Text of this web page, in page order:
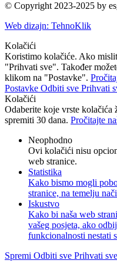
© Copyright 2023-2025 by
Web dizajn: TehnoKlik
Kolačići
Koristimo kolačiće. Ako
"Prihvati sve". Također
klikom na "Postavke".
Postavke Odbiti sve Prihvati
Kolačići
Odaberite koje vrste kolačića
spremiti 30 dana. Pročitajte
Neophodno
Ovi kolačići nisu
web stranice.
Statistika
Kako bismo mogli
stranice, na temelju
Iskustvo
Kako bi naša web
vašeg posjeta, ako
funkcionalnosti nestati
Spremi Odbiti sve Prihvati sve